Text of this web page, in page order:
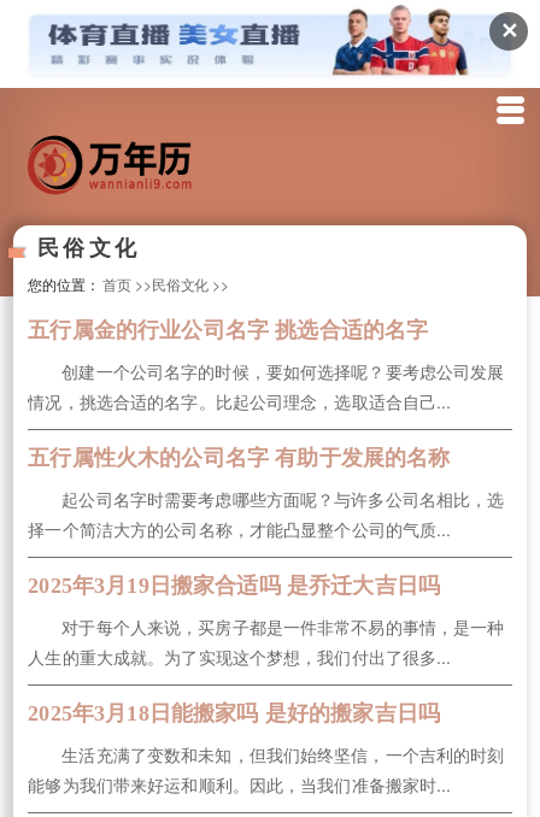
✕
民俗文化
您的位置：首页 >>民俗文化 >>
五行属金的行业公司名字 挑选合适的名字
创建一个公司名字的时候，要如何选择呢？要考虑公司发展
情况，挑选合适的名字。比起公司理念，选取适合自己...
五行属性火木的公司名字 有助于发展的名称
起公司名字时需要考虑哪些方面呢？与许多公司名相比，选
择一个简洁大方的公司名称，才能凸显整个公司的气质...
2025年3月19日搬家合适吗 是乔迁大吉日吗
对于每个人来说，买房子都是一件非常不易的事情，是一种
人生的重大成就。为了实现这个梦想，我们付出了很多...
2025年3月18日能搬家吗 是好的搬家吉日吗
生活充满了变数和未知，但我们始终坚信，一个吉利的时刻
能够为我们带来好运和顺利。因此，当我们准备搬家时...